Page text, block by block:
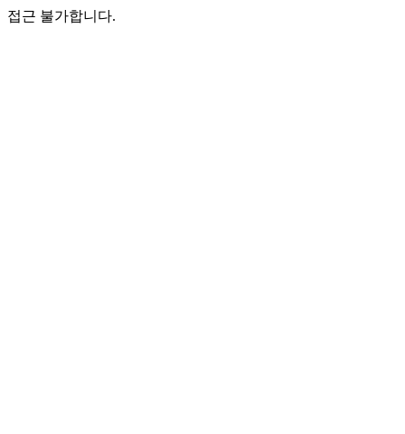
접근 불가합니다.